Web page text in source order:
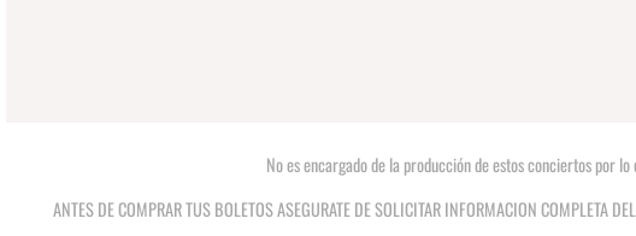
No es encargado de la producción de estos conciertos por
ANTES DE COMPRAR TUS BOLETOS ASEGURATE DE SOLICITAR INFORMACION COMPLETA